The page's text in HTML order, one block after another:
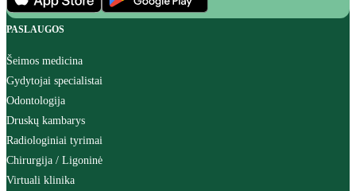
PASLAUGOS
Šeimos medicina
Gydytojai specialistai
Odontologija
Druskų kambarys
Radiologiniai tyrimai
Chirurgija / Ligoninė
Virtuali klinika